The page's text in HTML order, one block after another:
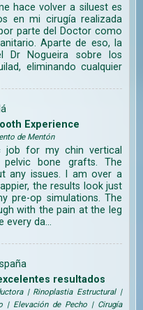
hace volver a siluest es
en mi cirugía realizada
parte del Doctor como
Aparte de eso, la
Dr Nogueira sobre los
eliminando cualquier
Experience
de Mentón
for my chin vertical
pelvic bone grafts. The
any issues. I am over a
the results look just
pre-op simulations. The
with the pain at the leg
every da...
resultados
| Rinoplastia Estructural |
| Elevación de Pecho | Cirugía